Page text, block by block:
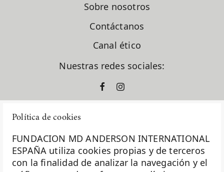
Política de cookies
FUNDACION MD ANDERSON INTERNATIONAL
ESPAÑA utiliza cookies propias y de terceros
con la finalidad de analizar la navegación y el
Sobre nosotros
Contáctanos
Canal ético
Nuestras redes sociales:
La Fundación MD Anderson España - Hospiten es